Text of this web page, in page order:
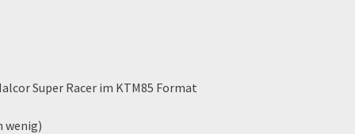
Super Racer im KTM85 Format
wenig)